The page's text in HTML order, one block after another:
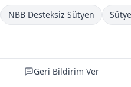
NBB Desteksiz Sütyen
Geri Bildirim Ver